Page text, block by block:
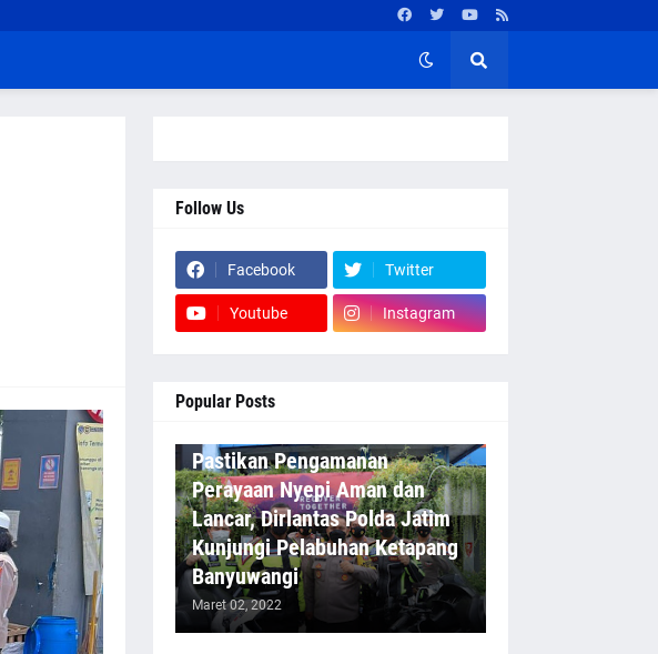
Follow Us
Facebook Twitter
Youtube Instagram
Popular Posts
Pastikan Pengamanan
Perayaan Nyepi Aman dan
Lancar, Dirlantas Polda Jatim
Kunjungi Pelabuhan Ketapang
Banyuwangi
Maret 02, 2022